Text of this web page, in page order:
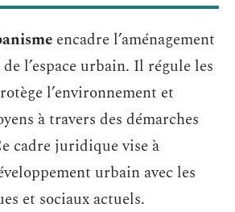
encadre l’aménagement
l’espace urbain. Il régule les
l’environnement et
à travers des démarches
cadre juridique vise à
urbain avec les
et sociaux actuels.